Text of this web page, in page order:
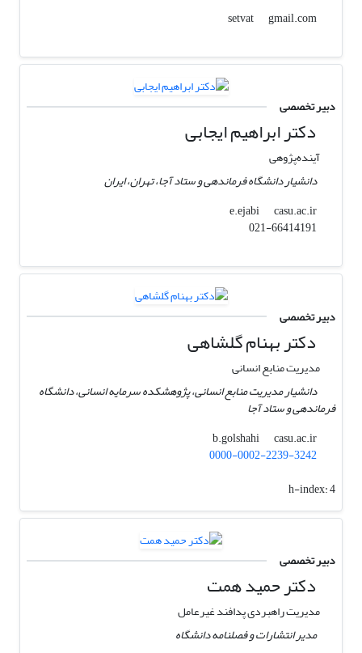
setvat
gmail.com
دبیر تخصصی
دکتر ابراهیم ایجابی
آینده‌پژوهی
دانشیار دانشگاه فرماندهی و ستاد آجا، تهران، ایران
e.ejabi
casu.ac.ir
دبیر تخصصی
دکتر بهنام گلشاهی
مدیریت منابع انسانی
دانشیار مدیریت منابع انسانی، پژوهشکده سرمایه انسانی، دانشگاه
فرماندهی و ستاد آجا
b.golshahi
casu.ac.ir
0000-0002-2239-3242
h-index:4
دبیر تخصصی
دکتر حمید همت
مدیریت راهبردی پدافند غیرعامل
مدیر انتشارات و فصلنامه دانشگاه